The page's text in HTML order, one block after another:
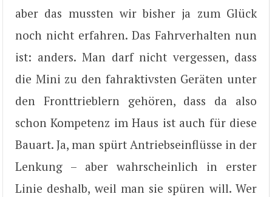
aber das mussten wir bisher ja zum Glück
noch nicht erfahren. Das Fahrverhalten nun
ist: anders. Man darf nicht vergessen, dass
die Mini zu den fahraktivsten Geräten unter
den Fronttrieblern gehören, dass da also
schon Kompetenz im Haus ist auch für diese
Bauart. Ja, man spürt Antriebseinflüsse in der
Lenkung – aber wahrscheinlich in erster
Linie deshalb, weil man sie spüren will. Wer